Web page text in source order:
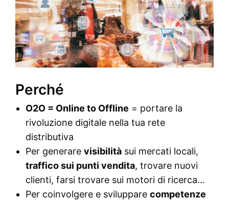
Perché
O2O = Online to Offline = portare la
rivoluzione digitale nella tua rete
distributiva
Per generare visibilità sui mercati locali,
traffico sui punti vendita, trovare nuovi
clienti, farsi trovare sui motori di ricerca…
Per coinvolgere e sviluppare competenze